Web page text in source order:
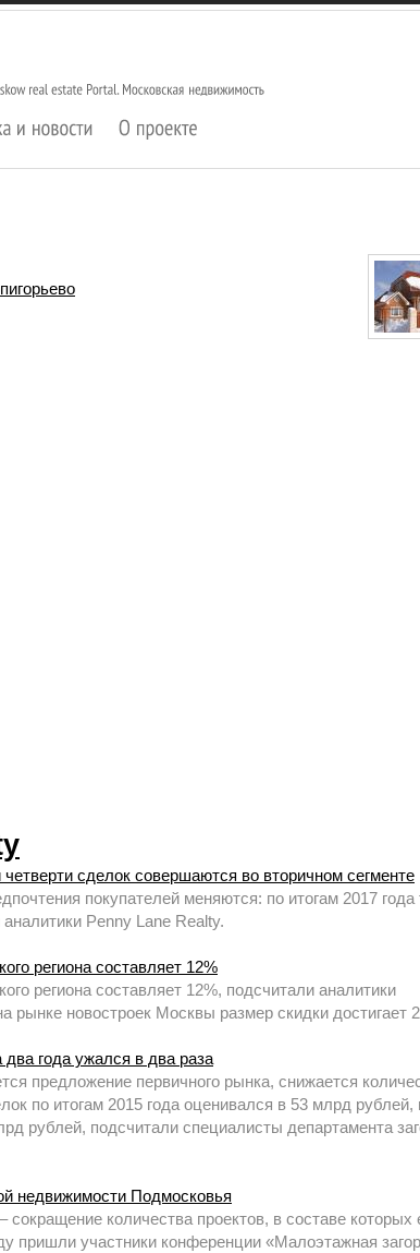
сделок совершаются во вторичном сегменте
покупателей меняются: по итогам 2017 года
Penny Lane Realty.
региона составляет 12%
региона составляет 12%, подсчитали аналитики
рынке новостроек Москвы размер скидки достигает
года ужался в два раза
предложение первичного рынка, снижается
по итогам 2015 года оценивался в 53 млрд рублей,
рублей, подсчитали специалисты департамента
недвижимости Подмосковья
количества проектов, в составе которых
пришли участники конференции «Малоэтажная